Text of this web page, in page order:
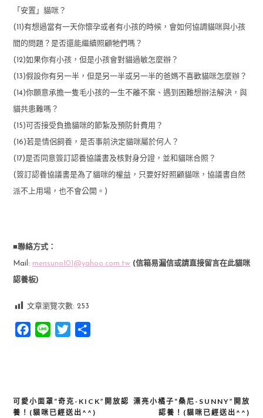
「安置」貓咪？
(11)有想過當有一天你懷孕或者有小孩的時候，會如何協調貓咪與小孩
間的問題？是否還能繼續照顧牠們嗎？
(12)如果你有小孩，但是小孩會對貓過敏怎麼辦？
(13)假設你有另一半，但是另一半或另一半的爸媽不喜歡貓咪怎麼辦？
(14)你願意承擔一隻毛小孩的一生不離不棄、遇到困難想辦法解決，與
貓共患難嗎？
(15)可否接受負擔貓咪的節紮及預防針費用？
(16)若是情侶飼養，是否事前決定貓咪屬於何人？
(17)是否同意簽訂認養協議書及核對身分證，並和貓咪合照？
(簽訂認養協議書是為了貓咪的權益，只要好好照顧貓咪，協議書自然
派不上用場，也不會公開。)
■聯絡方式：
Mail: mensuno101@yahoo.com.tw(信箱易漏信或請直接留言在此貓咪
認養板)
文章瀏覽次數: 253
Facebook
Line Twitter
文
漂亮小橘子“桑尼-SUNNY”開放
認養！(貓咪已經送出^^)
可愛小面罩“奇克-KICK”開放認
養！(貓咪已經送出^^)